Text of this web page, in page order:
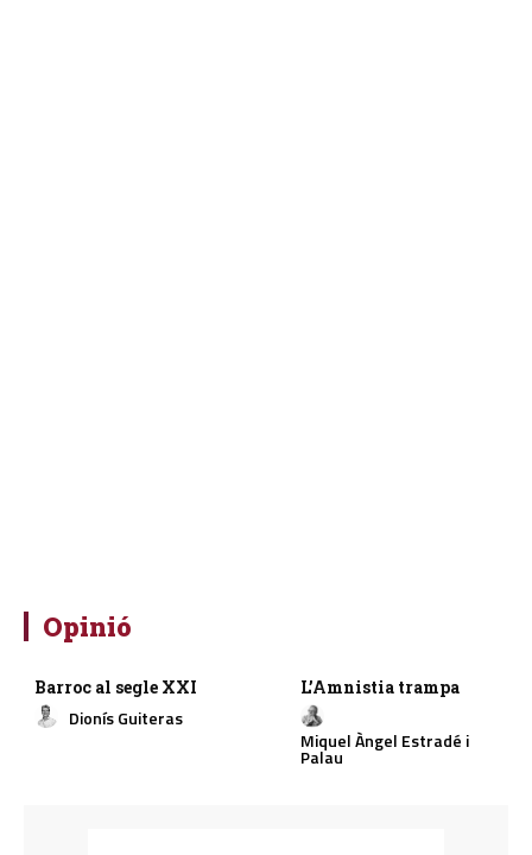
Opinió
Barroc al segle XXI
Dionís Guiteras
L’Amnistia trampa
Miquel Àngel Estradé i
Palau